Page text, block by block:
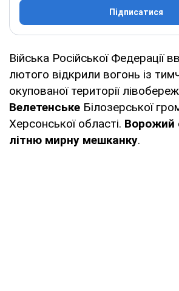
Підписатися
Війська Російської Федерації
лютого відкрили вогонь із
окупованої території
Велетенське Білозерської
Херсонської області. Ворожий
літню мирну мешканку.